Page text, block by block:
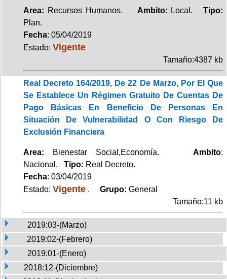
Area: Recursos Humanos. Ambito: Local.Tipo:
Plan.
Fecha: 05/04/2019
Estado: Vigente
Tamaño:4387 kb
Real Decreto 164/2019, De 22 De Marzo, Por El Que
Se Establece Un Régimen Gratuito De Cuentas De
Pago Básicas En Beneficio De Personas En
Situación De Vulnerabilidad O Con Riesgo De
Exclusión Financiera
Area: Bienestar Social,Economía. Ambito:
Nacional. Tipo: Real Decreto.
Fecha: 03/04/2019
Estado: Vigente . Grupo: General
Tamaño:11 kb
2019:03-(Marzo)
2019:02-(Febrero)
2019:01-(Enero)
2018:12-(Diciembre)